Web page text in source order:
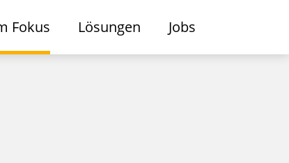
Fokus Lösungen Jobs